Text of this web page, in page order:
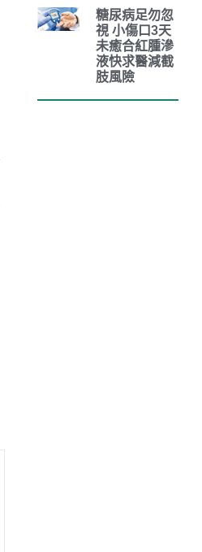
糖尿病足勿忽
視 小傷口3天
未癒合紅腫滲
液快求醫減截
肢風險